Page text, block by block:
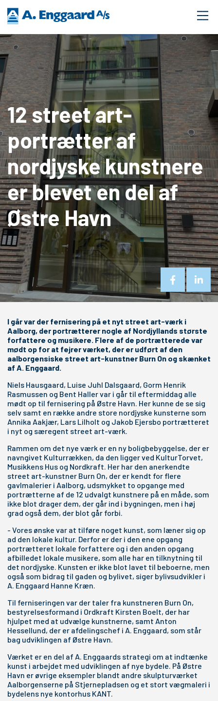
12 street art-
portrætter af
nordjyske kunstnere
er blevet en del af
Østre Havn
I går var der fernisering på et nyt street art-værk i
Aalborg, der portrætterer nogle af Nordjyllands største
forfattere og musikere. Flere af de portrætterede var
mødt op for at fejrer værket, der er udført af den
aalborgensiske street art-kunstner Burn On og skænket
af A. Enggaard.
Niels Hausgaard, Luise Juhl Dalsgaard, Gorm Henrik
Rasmussen og Bent Haller var i går til eftermiddag alle
mødt op til fernisering på Østre Havn. Her kunne de se sig
selv samt en række andre store nordjyske kunsterne som
Annika Aakjær, Lars Lilholt og Jakob Ejersbo portrætteret
i nyt og særegent street art-værk.
Rammen om det nye værk er en ny boligbebyggelse, der er
navngivet Kulturrækken, da den ligger ved KulturTorvet,
Musikkens Hus og Nordkraft. Her har den anerkendte
street art-kunstner Burn On, der er kendt for flere
gavlmalerier i Aalborg, udsmykket to opgange med
portrætterne af de 12 udvalgt kunstnere på en måde, som
ikke blot drager dem, der går ind i bygningen, men i høj
grad også dem, der blot går forbi.
- Vores ønske var at tilføre noget kunst, som læner sig op
ad den lokale kultur. Derfor er der i den ene opgang
portrætteret lokale forfattere og i den anden opgang
afbilledet lokale musikere, som alle har en tilknytning til
det nordjyske. Kunsten er ikke blot lavet til beboerne, men
også som bidrag til gaden og bylivet, siger bylivsudvikler i
A. Enggaard Hanne Kræn.
Til ferniseringen var der taler fra kunstneren Burn On,
bestyrelsesformand i Ordkraft Kirsten Boelt, der har
hjulpet med at udvælge kunstnerne, samt Anton
Hessellund, der er afdelingschef i A. Enggaard, som står
bag udviklingen af Østre Havn.
Værket er en del af A. Enggaards strategi om at indtænke
kunst i arbejdet med udviklingen af nye bydele. På Østre
Havn er øvrige eksempler blandt andre skulpturværket
Aalborgenserne på Stjernepladsen og et stort vægmaleri i
bydelens nye kontorhus KANT.